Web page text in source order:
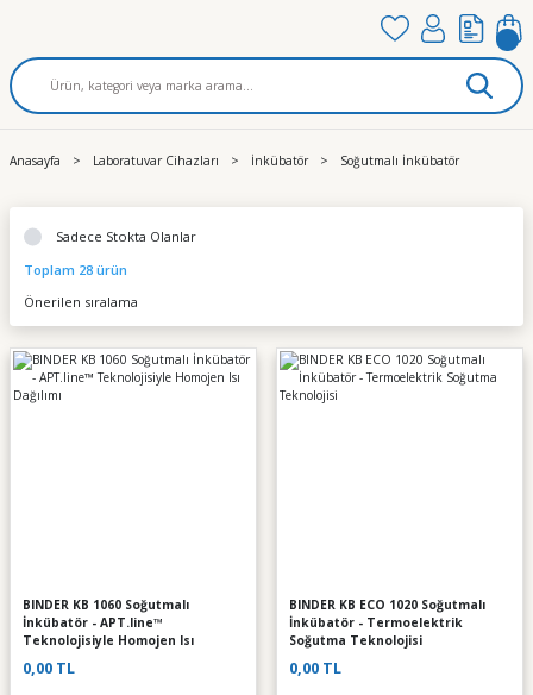
Anasayfa Laboratuvar Cihazları İnkübatör Soğutmalı İnkübatör
Sadece Stokta Olanlar
Toplam 28 ürün
BINDER KB 1060 Soğutmalı
İnkübatör - APT.line™
Teknolojisiyle Homojen Isı
0,00 TL
BINDER KB ECO 1020 Soğutmalı
İnkübatör - Termoelektrik
Soğutma Teknolojisi
0,00 TL